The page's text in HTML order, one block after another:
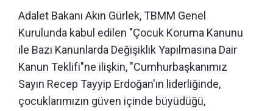
Adalet Bakanı Akın Gürlek, TBMM Genel
Kurulunda kabul edilen "Çocuk Koruma Kanunu
ile Bazı Kanunlarda Değişiklik Yapılmasına Dair
Kanun Teklifi"ne ilişkin, "Cumhurbaşkanımız
Sayın Recep Tayyip Erdoğan'ın liderliğinde,
çocuklarımızın güven içinde büyüdüğü,